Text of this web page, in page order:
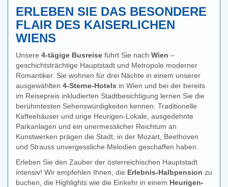
ERLEBEN SIE DAS BESONDERE
FLAIR DES KAISERLICHEN
WIENS
Unsere 4-tägige Busreise führt Sie nach Wien –
geschichtsträchtige Hauptstadt und Metropole moderner
Romantiker. Sie wohnen für drei Nächte in einem unserer
ausgewählten 4-Sterne-Hotels in Wien und bei der bereits
im Reisepreis inkludierten Stadtbesichtigung lernen Sie die
berühmtesten Sehenswürdigkeiten kennen. Traditionelle
Kaffeehäuser und urige Heurigen-Lokale, ausgedehnte
Parkanlagen und ein unermesslicher Reichtum an
Kunstwerken prägen die Stadt, in der Mozart, Beethoven
und Strauss unvergessliche Melodien geschaffen haben.
Erleben Sie den Zauber der österreichischen Hauptstadt
intensiv! Wir empfehlen Ihnen, die Erlebnis-Halbpension zu
buchen, die Highlights wie die Einkehr in einem Heurigen-